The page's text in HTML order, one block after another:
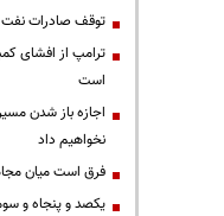
توقف صادرات نفت
ترامپ از افشای
است
اجازه باز شدن
نخواهیم داد
فرق است میان
یکصد و پنجاه و